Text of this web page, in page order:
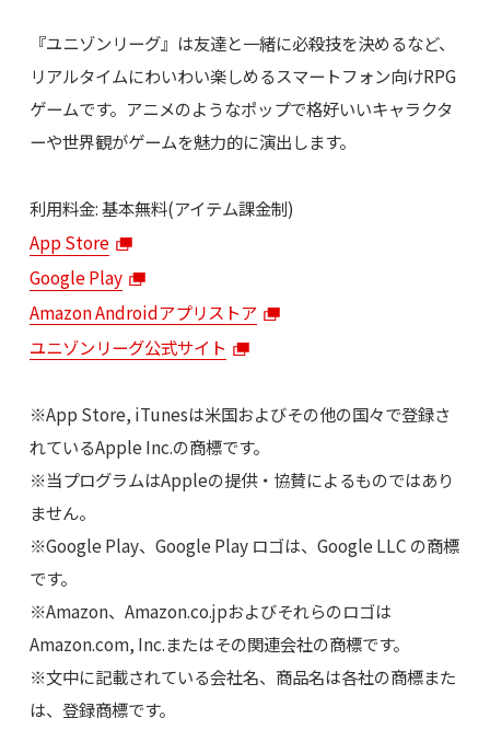
『ユニゾンリーグ』は友達と一緒に必殺技を決めるなど、
リアルタイムにわいわい楽しめるスマートフォン向けRPG
ゲームです。アニメのようなポップで格好いいキャラクタ
ーや世界観がゲームを魅力的に演出します。
利用料金: 基本無料(アイテム課金制)
App Store
Google Play
Amazon Androidアプリストア
ユニゾンリーグ公式サイト
※App Store, iTunesは米国およびその他の国々で登録さ
れているApple Inc.の商標です。
※当プログラムはAppleの提供・協賛によるものではあり
ません。
※Google Play、Google Play ロゴは、Google LLC の商標
です。
※Amazon、Amazon.co.jpおよびそれらのロゴは
Amazon.com, Inc.またはその関連会社の商標です。
※文中に記載されている会社名、商品名は各社の商標また
は、登録商標です。